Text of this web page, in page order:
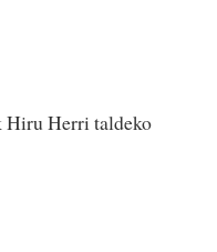
Hiru Herri taldeko